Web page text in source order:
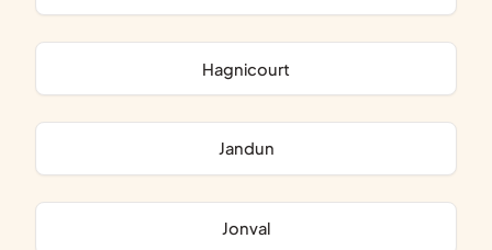
Hagnicourt
Jandun
Jonval